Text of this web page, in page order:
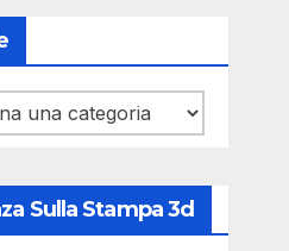
Sulla Stampa 3d